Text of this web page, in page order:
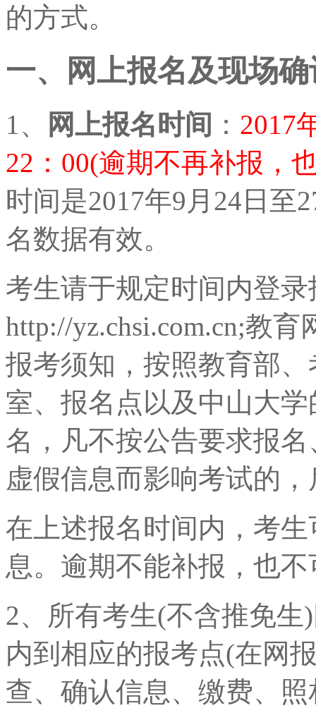
的方式。
一、网上报名及现场确
1、 网上报名时间 ： 2017
22：00(逾期不再补报，
时间是2017年9月24日至
名数据有效。
考生请于规定时间内登
http://yz.chsi.com.cn;教
报考须知，按照教育部
室、报名点以及中山大
名，凡不按公告要求报
虚假信息而影响考试的
在上述报名时间内，考
息。逾期不能补报，也
2、所有考生(不含推免
内到相应的报考点(在网
查、确认信息、缴费、